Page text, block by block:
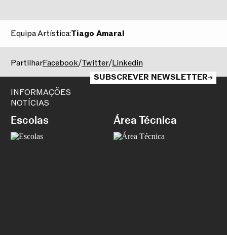
Equipa Artística:Tiago Amaral
PartilharFacebook/Twitter/Linkedin
INFORMAÇÕES
NOTÍCIAS
SUBSCREVER NEWSLETTER
Escolas Área Técnica